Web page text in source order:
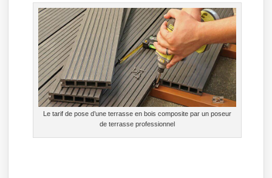
Le tarif de pose d’une terrasse en bois composite par un poseur
de terrasse professionnel